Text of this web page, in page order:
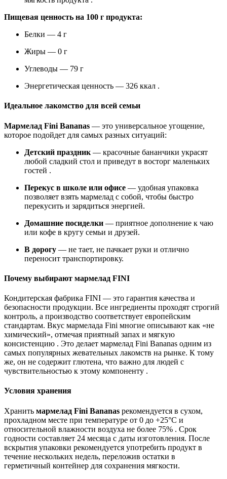
Пищевая ценность на 100 г продукта:
Белки — 4 г
Жиры — 0 г
Углеводы — 79 г
Энергетическая ценность — 326 ккал .
Идеальное лакомство для всей семьи
Мармелад Fini Bananas — это универсальное угощение,
которое подойдет для самых разных ситуаций:
Детский праздник — красочные бананчики украсят
любой сладкий стол и приведут в восторг маленьких
гостей .
Перекус в школе или офисе — удобная упаковка
позволяет взять мармелад с собой, чтобы быстро
перекусить и зарядиться энергией.
Домашние посиделки — приятное дополнение к чаю
или кофе в кругу семьи и друзей.
В дорогу — не тает, не пачкает руки и отлично
переносит транспортировку.
Почему выбирают мармелад FINI
Кондитерская фабрика FINI — это гарантия качества и
безопасности продукции. Все ингредиенты проходят строгий
контроль, а производство соответствует европейским
стандартам. Вкус мармелада Fini многие описывают как «не
химический», отмечая приятный запах и мягкую
консистенцию . Это делает мармелад Fini Bananas одним из
самых популярных жевательных лакомств на рынке. К тому
же, он не содержит глютена, что важно для людей с
чувствительностью к этому компоненту .
Условия хранения
Хранить мармелад Fini Bananas рекомендуется в сухом,
прохладном месте при температуре от 0 до +25°C и
относительной влажности воздуха не более 75% . Срок
годности составляет 24 месяца с даты изготовления. После
вскрытия упаковки рекомендуется употребить продукт в
течение нескольких недель, переложив остатки в
герметичный контейнер для сохранения мягкости.